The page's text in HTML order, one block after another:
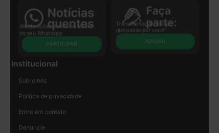
Atualizações e notícias direto
no seu Whatsapp
PARTICIPAR
Transformação Social
que passa por você!
APOIAR
Institucional
Sobre nós
Política de privacidade
Entre em contato
Denuncie